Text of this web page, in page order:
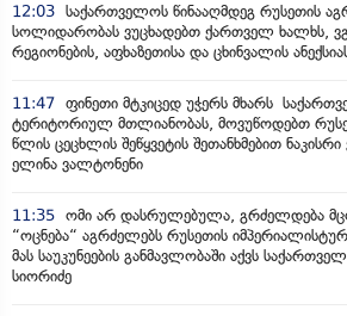
12:03 საქართველოს წინააღმდეგ რუსეთის
სოლიდარობას ვუცხადებთ ქართველ ხალხს,
რეგიონების, აფხაზეთისა და ცხინვალის
11:47 ფინეთი მტკიცედ უჭერს მხარს
ტერიტორიულ მთლიანობას, მოვუწოდებთ
წლის ცეცხლის შეწყვეტის შეთანხმებით
ელინა ვალტონენი
11:35 ომი არ დასრულებულა, გრძელდება
“ოცნება“ აგრძელებს რუსეთის
მას საუკუნეების განმავლობაში აქვს
სიორიძე